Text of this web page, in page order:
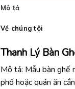
Mô tả
Về chúng tôi
Thanh Lý Bàn
Mô tả: Mẫu bàn ghế
phố hoặc quán ăn